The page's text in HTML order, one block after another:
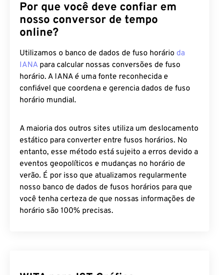
Por que você deve confiar em
nosso conversor de tempo
online?
Utilizamos o banco de dados de fuso horário da
IANA para calcular nossas conversões de fuso
horário. A IANA é uma fonte reconhecida e
confiável que coordena e gerencia dados de fuso
horário mundial.
A maioria dos outros sites utiliza um deslocamento
estático para converter entre fusos horários. No
entanto, esse método está sujeito a erros devido a
eventos geopolíticos e mudanças no horário de
verão. É por isso que atualizamos regularmente
nosso banco de dados de fusos horários para que
você tenha certeza de que nossas informações de
horário são 100% precisas.